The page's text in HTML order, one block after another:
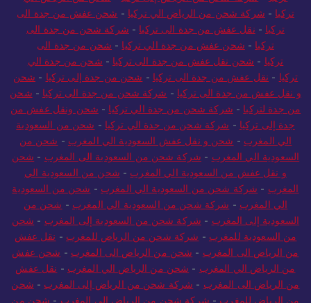
تركيا
شركة شحن من الرياض إلى تركيا
شحن من الرياض الي
تركيا- شركة شحن من الرياض الي تركيا
شحن عفش من جدة الى
تركيا- نقل عفش من جدة الى تركيا - شركة شحن من جدة الى
تركيا
شحن عفش من جدة الي تركيا-
شحن من جدة الى
تركيا
- شحن نقل عفش من جدة الى تركيا
شحن من جدة الي
تركيا
نقل عفش من جدة الى تركيا- شحن من جدة إلى تركيا -
شحن
و نقل عفش من جدة الى تركيا
شركة شحن من جدة الى تركيا
شحن
من جدة لتركيا - شركة شحن من جدة الي تركيا -
شحن ونقل عفش من
جدة إلى تركيا
شركة شحن من جدة الي تركيا -شحن من السعودية
الي المغرب
- شحن و نقل عفش السعودية الي المغرب
شحن من
السعودية الي المغرب
شركة شحن من السعودية الى المغرب -شحن
و نقل عفش من السعودية الي المغرب-
شحن من السعودية الي
المغرب- شركة شحن من السعودية الي المغرب-
شحن من السعودية
الي المغرب- شركة شحن من السعودية الي المغرب-
شحن من
السعودية إلى المغرب
شركة شحن من السعودية إلى المغرب
شحن
من السعودية للمغرب
شركة شحن من الرياض للمغرب
نقل عفش
من الرياض الى المغرب
شحن من الرياض الى المغرب
شحن عفش
من الرياض الي المغرب
شحن من الرياض الي المغرب
نقل عفش
من الرياض الى المغرب
-شركة شحن من الرياض إلى المغرب
شحن